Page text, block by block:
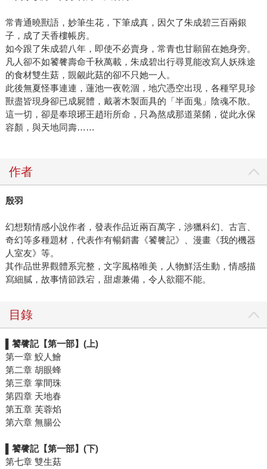
常青通曉獸語，妙筆生花，下筆成真，因欠了朱成碧三百兩銀
子，成了天香樓帳房。
如今跟了朱成碧八年，即使不必賣身，常青也甘願留在她身旁。
凡人卻不如饕餮壽命千秋萬載，朱成碧出行尋覓能改寫人妖殊途
的食材雙生菇，覬覦此菇的卻不只她一人。
此後無夏怪事連連，蓮池一夜乾涸，地穴憑空出現，各種罕見珍
獸盡皆現身卻已成屍體，戴著木製面具的「半面鬼」陰魂不散。
這一切，卻是奉琅琊王趙珩所命，只為熬成那道菜餚，從此永保
容顏，與天地同壽……
作者
殷羽
幻想類情感小說作者，發表作品近兩百萬字，涉獵科幻、古言、
奇幻等多種題材，代表作有暢銷書《饕餮記》、漫畫《我的機器
人室友》等。
其作品世界觀體系完整，文字風格唯美，人物鮮活生動，情感描
寫細膩，故事情節跌宕，甜虐兼備，令人欲罷不能。
目錄
▌饕餮記【第一部】(上)
第一章 鮫人鱠
第二章 胡眼蜂
第三章 掌間珠
第四章 天地春
第五章 芙蓉焰
第六章 無腸公
▌饕餮記【第一部】(下)
第七章 雙生菇